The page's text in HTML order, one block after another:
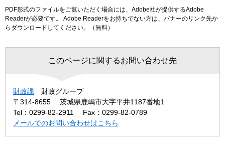
PDF形式のファイルをご覧いただく場合には、Adobe社が提供するAdobe
Readerが必要です。
Adobe Readerをお持ちでない方は、バナーのリンク先か
らダウンロードしてください。（無料）
このページに関するお問い合わせ先
財政課
財政グループ
〒314-8655
茨城県鹿嶋市大字平井1187番地1
Tel：0299-82-2911
Fax：0299-82-0789
メールでのお問い合わせはこちら